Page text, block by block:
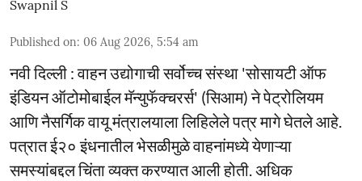
Swapnil S
Published on: 06 Aug 2026, 5:54 am
नवी दिल्ली : वाहन उद्योगाची सर्वोच्च संस्था 'सोसायटी ऑफ
इंडियन ऑटोमोबाईल मॅन्युफॅक्चरर्स' (सिआम) ने पेट्रोलियम
आणि नैसर्गिक वायू मंत्रालयाला लिहिलेले पत्र मागे घेतले आहे.
पत्रात ई२० इंधनातील भेसळीमुळे वाहनांमध्ये येणाऱ्या
समस्यांबद्दल चिंता व्यक्त करण्यात आली होती. अधिक